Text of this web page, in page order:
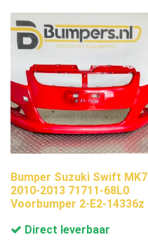
Bumper Suzuki Swift MK7
2010-2013 71711-68L0
Voorbumper 2-E2-14336z
Direct leverbaar